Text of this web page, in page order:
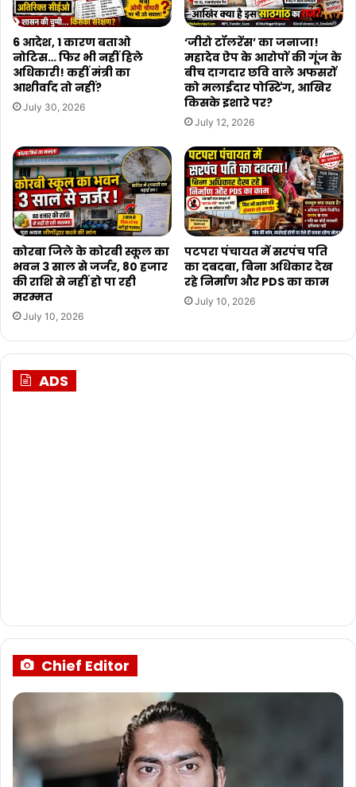
6 आदेश, 1 कारण बताओ
नोटिस… फिर भी नहीं हिले
अधिकारी! कहीं मंत्री का
आशीर्वाद तो नहीं?
July 30, 2026
‘जीरो टॉलरेंस’ का जनाजा!
महादेव ऐप के आरोपों की गूंज के
बीच दागदार छवि वाले अफसरों
को मलाईदार पोस्टिंग, आखिर
किसके इशारे पर?
July 12, 2026
कोरबा जिले के कोरबी स्कूल का
भवन 3 साल से जर्जर, 80 हजार
की राशि से नहीं हो पा रही
मरम्मत
July 10, 2026
पटपरा पंचायत में सरपंच पति
का दबदबा, बिना अधिकार देख
रहे निर्माण और PDS का काम
July 10, 2026
ADS
Chief Editor